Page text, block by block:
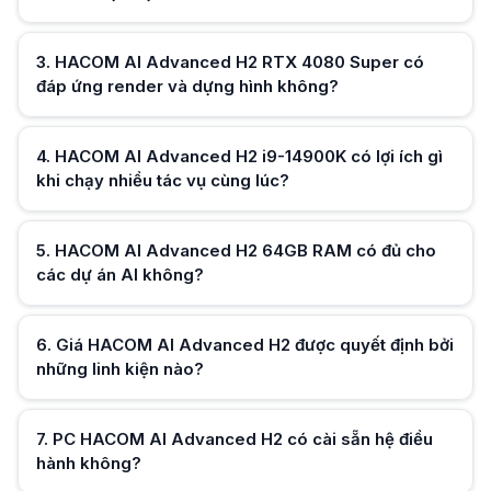
PC HACOM AI Advanced H2 có cài sẵn hệ điều hành không?
Không. PC HACOM AI Advanced H2 chưa được cài sẵn hệ điều
Có. HACOM AI Advanced H2 Z790 sử dụng nền tảng chipset Z790
HACOM AI Advanced H2 có phù hợp làm workstation AI lâu dài không?
Có. HACOM AI Advanced H2 được xây dựng theo định hướng
Hữu ích ( 0)
Hữu ích (0)
3. HACOM AI Advanced H2 RTX 4080 Super có
đáp ứng render và dựng hình không?
Hữu ích (0)
4. HACOM AI Advanced H2 i9-14900K có lợi ích gì
khi chạy nhiều tác vụ cùng lúc?
Hữu ích (0)
5. HACOM AI Advanced H2 64GB RAM có đủ cho
các dự án AI không?
Hữu ích (0)
6. Giá HACOM AI Advanced H2 được quyết định bởi
những linh kiện nào?
7. PC HACOM AI Advanced H2 có cài sẵn hệ điều
hành không?